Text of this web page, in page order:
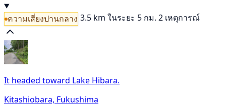
ความเสี่ยงปานกลาง 3.5 km ในระยะ 5 กม. 2 เหตุการณ์
It headed toward Lake Hibara.
Kitashiobara, Fukushima